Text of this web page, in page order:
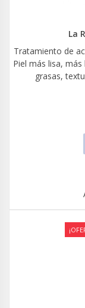
La
Tratamiento de
Piel más lisa,
grasas,